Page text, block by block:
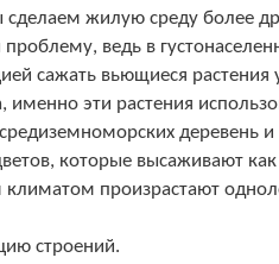
жилую среду более
ведь в
сажать вьющиеся
эти растения
деревень и
которые высаживают как
климатом произрастают
строений.